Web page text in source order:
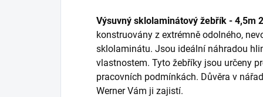
Výsuvný sklolaminátový žebřík - 4,5m
konstruovány z extrémně odolného,
sklolaminátu. Jsou ideální náhradou
vlastnostem. Tyto žebříky jsou určeny
pracovních podmínkách. Důvěra v
Werner Vám ji zajistí.